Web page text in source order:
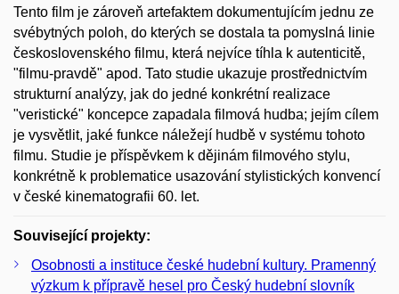
Tento film je zároveň artefaktem dokumentujícím jednu ze
svébytných poloh, do kterých se dostala ta pomyslná linie
československého filmu, která nejvíce tíhla k autenticitě,
"filmu-pravdě" apod. Tato studie ukazuje prostřednictvím
strukturní analýzy, jak do jedné konkrétní realizace
"veristické" koncepce zapadala filmová hudba; jejím cílem
je vysvětlit, jaké funkce náležejí hudbě v systému tohoto
filmu. Studie je příspěvkem k dějinám filmového stylu,
konkrétně k problematice usazování stylistických konvencí
v české kinematografii 60. let.
Související projekty:
Osobnosti a instituce české hudební kultury. Pramenný
výzkum k přípravě hesel pro Český hudební slovník